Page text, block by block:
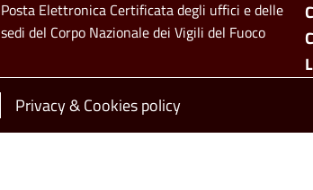
Posta Elettronica Certificata degli uffici e delle
sedi del Corpo Nazionale dei Vigili del Fuoco
Privacy & Cookies policy